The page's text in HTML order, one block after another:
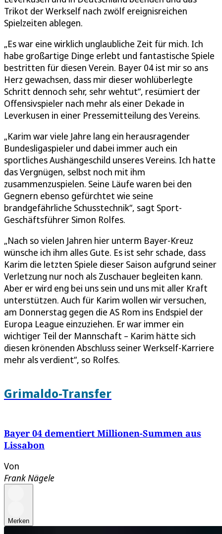
Trikot der Werkself nach zwölf ereignisreichen
Spielzeiten ablegen.
„Es war eine wirklich unglaubliche Zeit für mich. Ich
habe großartige Dinge erlebt und fantastische Spiele
bestritten für diesen Verein. Bayer 04 ist mir so ans
Herz gewachsen, dass mir dieser wohlüberlegte
Schritt dennoch sehr, sehr wehtut“, resümiert der
Offensivspieler nach mehr als einer Dekade in
Leverkusen in einer Pressemitteilung des Vereins.
„Karim war viele Jahre lang ein herausragender
Bundesligaspieler und dabei immer auch ein
sportliches Aushängeschild unseres Vereins. Ich hatte
das Vergnügen, selbst noch mit ihm
zusammenzuspielen. Seine Läufe waren bei den
Gegnern ebenso gefürchtet wie seine
brandgefährliche Schusstechnik“, sagt Sport-
Geschäftsführer Simon Rolfes.
„Nach so vielen Jahren hier unterm Bayer-Kreuz
wünsche ich ihm alles Gute. Es ist sehr schade, dass
Karim die letzten Spiele dieser Saison aufgrund seiner
Verletzung nur noch als Zuschauer begleiten kann.
Aber er wird eng bei uns sein und uns mit aller Kraft
unterstützen. Auch für Karim wollen wir versuchen,
am Donnerstag gegen die AS Rom ins Endspiel der
Europa League einzuziehen. Er war immer ein
wichtiger Teil der Mannschaft – Karim hätte sich
diesen krönenden Abschluss seiner Werkself-Karriere
mehr als verdient“, so Rolfes.
Grimaldo-Transfer
Bayer 04 dementiert Millionen-Summen aus
Lissabon
Von
Frank Nägele
Merken